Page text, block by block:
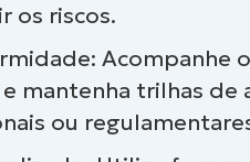
gerenciamento de
de patches do
de patches do
os riscos.
Acompanhe
mantenha trilhas de
ou